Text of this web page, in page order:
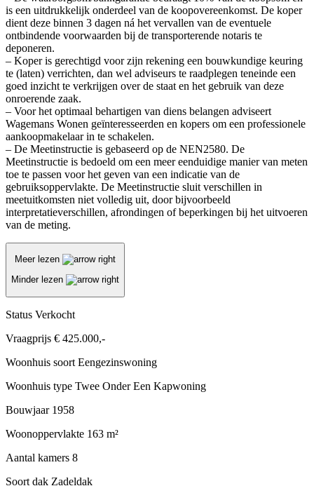
is een uitdrukkelijk onderdeel van de koopovereenkomst. De koper
dient deze binnen 3 dagen ná het vervallen van de eventuele
ontbindende voorwaarden bij de transporterende notaris te
deponeren.
– Koper is gerechtigd voor zijn rekening een bouwkundige keuring
te (laten) verrichten, dan wel adviseurs te raadplegen teneinde een
goed inzicht te verkrijgen over de staat en het gebruik van deze
onroerende zaak.
– Voor het optimaal behartigen van diens belangen adviseert
Wagemans Wonen geïnteresseerden en kopers om een professionele
aankoopmakelaar in te schakelen.
– De Meetinstructie is gebaseerd op de NEN2580. De
Meetinstructie is bedoeld om een meer eenduidige manier van meten
toe te passen voor het geven van een indicatie van de
gebruiksoppervlakte. De Meetinstructie sluit verschillen in
meetuitkomsten niet volledig uit, door bijvoorbeeld
interpretatieverschillen, afrondingen of beperkingen bij het uitvoeren
van de meting.
Meer lezen
Minder lezen
Status Verkocht
Vraagprijs € 425.000,-
Woonhuis soort Eengezinswoning
Woonhuis type Twee Onder Een Kapwoning
Bouwjaar 1958
Woonoppervlakte 163 m²
Aantal kamers 8
Soort dak Zadeldak